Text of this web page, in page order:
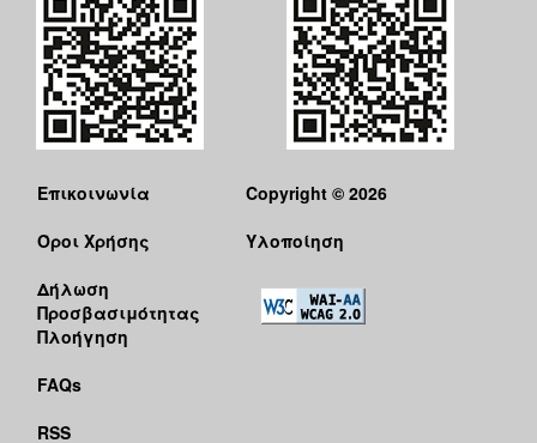
Επικοινωνία
Όροι Χρήσης
Δήλωση
Προσβασιμότητας
Πλοήγηση
FAQs
RSS
Copyright © 2026
Υλοποίηση